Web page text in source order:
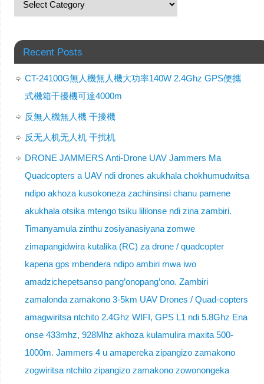
Recent Posts
CT-24100G無人機無人機大功率140W 2.4Ghz GPS便攜
式機箱干擾機可達4000m
反無人機無人機 干擾機
反无人机无人机 干扰机
DRONE JAMMERS Anti-Drone UAV Jammers Ma
Quadcopters a UAV ndi drones akukhala chokhumudwitsa
ndipo akhoza kusokoneza zachinsinsi chanu pamene
akukhala otsika mtengo tsiku lililonse ndi zina zambiri.
Timanyamula zinthu zosiyanasiyana zomwe
zimapangidwira kutalika (RC) za drone / quadcopter
kapena gps mbendera ndipo ambiri mwa iwo
amadzichepetsanso pang’onopang’ono. Zambiri
zamalonda zamakono 3-5km UAV Drones / Quad-copters
amagwiritsa ntchito 2.4Ghz WIFI, GPS L1 ndi 5.8Ghz Ena
onse 433mhz, 928Mhz akhoza kulamulira maxita 500-
1000m. Jammers 4 u amapereka zipangizo zamakono
zogwiritsa ntchito zipangizo zamakono zowonongeka